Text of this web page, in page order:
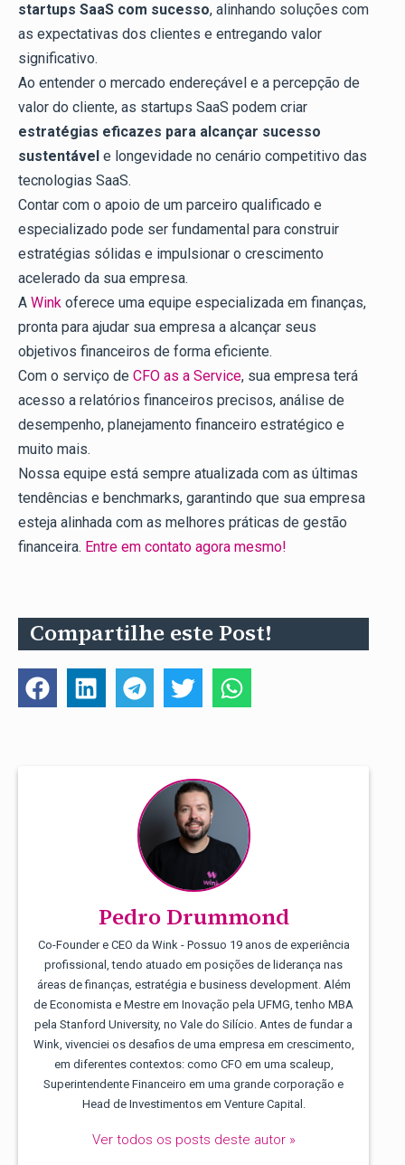
startups SaaS com sucesso, alinhando soluções com
as expectativas dos clientes e entregando valor
significativo.
Ao entender o mercado endereçável e a percepção de
valor do cliente, as startups SaaS podem criar
estratégias eficazes para alcançar sucesso
sustentável e longevidade no cenário competitivo das
tecnologias SaaS.
Contar com o apoio de um parceiro qualificado e
especializado pode ser fundamental para construir
estratégias sólidas e impulsionar o crescimento
acelerado da sua empresa.
A Wink oferece uma equipe especializada em finanças,
pronta para ajudar sua empresa a alcançar seus
objetivos financeiros de forma eficiente.
Com o serviço de CFO as a Service, sua empresa terá
acesso a relatórios financeiros precisos, análise de
desempenho, planejamento financeiro estratégico e
muito mais.
Nossa equipe está sempre atualizada com as últimas
tendências e benchmarks, garantindo que sua empresa
esteja alinhada com as melhores práticas de gestão
financeira. Entre em contato agora mesmo!
Compartilhe este Post!
Pedro Drummond
Co-Founder e CEO da Wink - Possuo 19 anos de experiência
profissional, tendo atuado em posições de liderança nas
áreas de finanças, estratégia e business development. Além
de Economista e Mestre em Inovação pela UFMG, tenho MBA
pela Stanford University, no Vale do Silício. Antes de fundar a
Wink, vivenciei os desafios de uma empresa em crescimento,
em diferentes contextos: como CFO em uma scaleup,
Superintendente Financeiro em uma grande corporação e
Head de Investimentos em Venture Capital.
Ver todos os posts deste autor »